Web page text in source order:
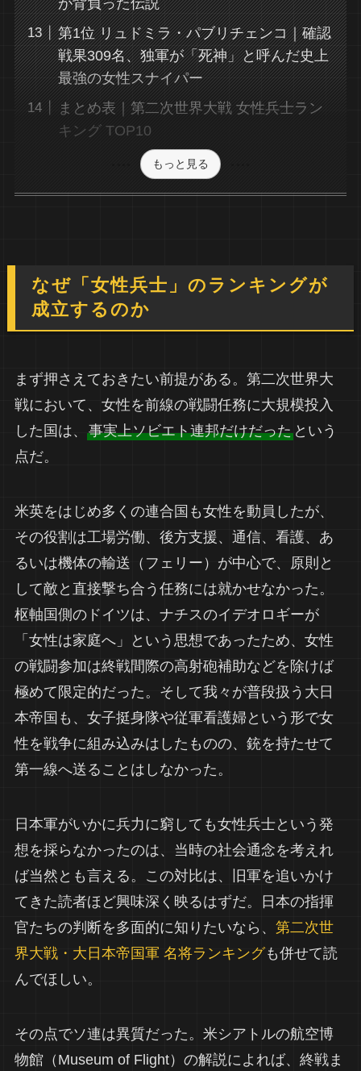
が背負った伝説
第1位 リュドミラ・パブリチェンコ｜確認
戦果309名、独軍が「死神」と呼んだ史上
最強の女性スナイパー
まとめ表｜第二次世界大戦 女性兵士ラン
キング TOP10
もっと見る
なぜ「女性兵士」のランキングが
成立するのか
まず押さえておきたい前提がある。第二次世界大
戦において、女性を前線の戦闘任務に大規模投入
した国は、 事実上ソビエト連邦だけだったという
点だ。
米英をはじめ多くの連合国も女性を動員したが、
その役割は工場労働、後方支援、通信、看護、あ
るいは機体の輸送（フェリー）が中心で、原則と
して敵と直接撃ち合う任務には就かせなかった。
枢軸国側のドイツは、ナチスのイデオロギーが
「女性は家庭へ」という思想であったため、女性
の戦闘参加は終戦間際の高射砲補助などを除けば
極めて限定的だった。そして我々が普段扱う大日
本帝国も、女子挺身隊や従軍看護婦という形で女
性を戦争に組み込みはしたものの、銃を持たせて
第一線へ送ることはしなかった。
日本軍がいかに兵力に窮しても女性兵士という発
想を採らなかったのは、当時の社会通念を考えれ
ば当然とも言える。この対比は、旧軍を追いかけ
てきた読者ほど興味深く映るはずだ。日本の指揮
官たちの判断を多面的に知りたいなら、 第二次世
界大戦・大日本帝国軍 名将ランキングも併せて読
んでほしい。
その点でソ連は異質だった。米シアトルの航空博
物館（Museum of Flight）の解説によれば、終戦ま